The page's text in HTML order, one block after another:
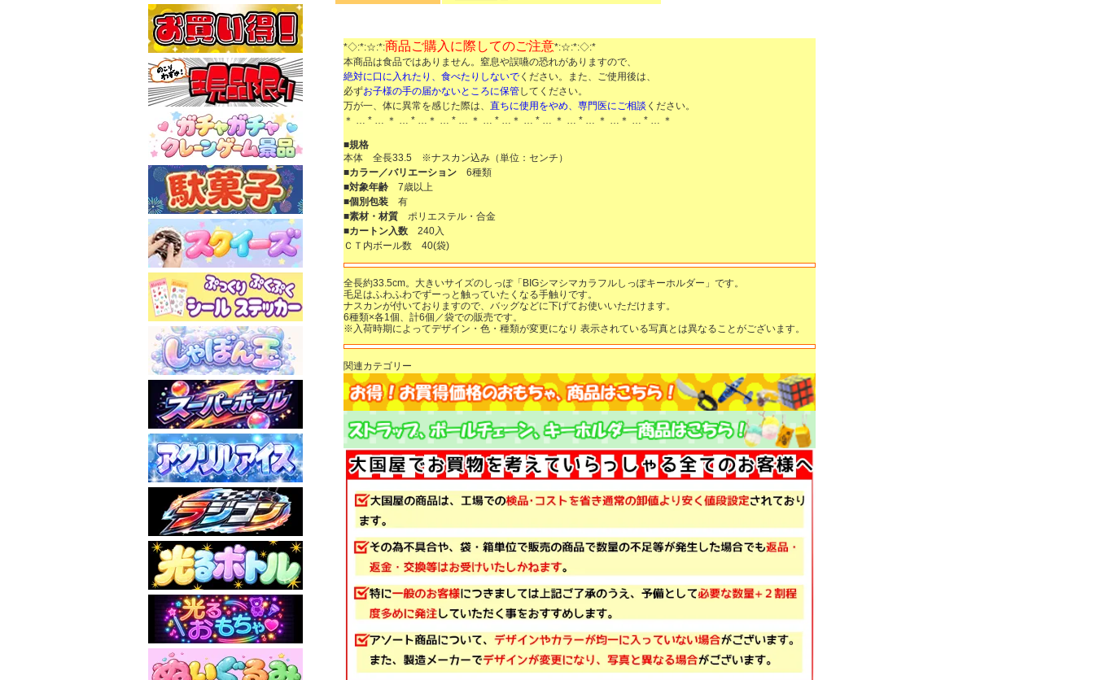
*◇:*:☆:*:商品ご購入に際してのご注意*:☆:*:◇:*
本商品は食品ではありません。窒息や誤嚥の恐れがありますので、
絶対に口に入れたり、食べたりしないで ください。また、ご使用後は、
必ずお子様の手の届かないところに保管してください。
万が一、体に異常を感じた際は、 直ちに使用をやめ、専門医にご相談 ください。
＊ … * … ＊ … * …＊ … * … ＊ … * …＊ … * … ＊ … * … ＊ …＊ … * … ＊
■規格
本体 全長33.5 ※ナスカン込み（単位：センチ）
■カラー／バリエーション 6種類
■対象年齢 7歳以上
■個別包装 有
■素材・材質 ポリエステル・合金
■カートン入数 240入
ＣＴ内ボール数 40(袋)
全長約33.5cm。大きいサイズのしっぽ「BIGシマシマカラフルしっぽキーホルダー」です。
毛足はふわふわでずーっと触っていたくなる手触りです。
ナスカンが付いておりますので、バッグなどに下げてお使いいただけます。
6種類×各1個、計6個／袋での販売です。
※入荷時期によってデザイン・色・種類が変更になり 表示されている写真とは異なることがございます。
関連カテゴリー